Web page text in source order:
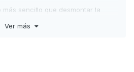
más sencillo que desmontar la
a planificar a la rectificadora.
lo hago sin dinamométrica (a
llevan colocados y engañan al
Ver más